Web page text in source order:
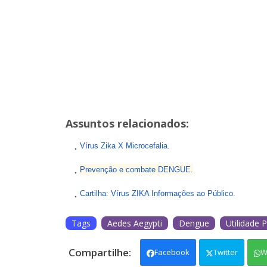
Assuntos relacionados:
Vírus Zika X Microcefalia.
Prevenção e combate DENGUE.
Cartilha: Vírus ZIKA Informações ao Público.
Tags Aedes Aegypti Dengue Utilidade
Facebook Twitter